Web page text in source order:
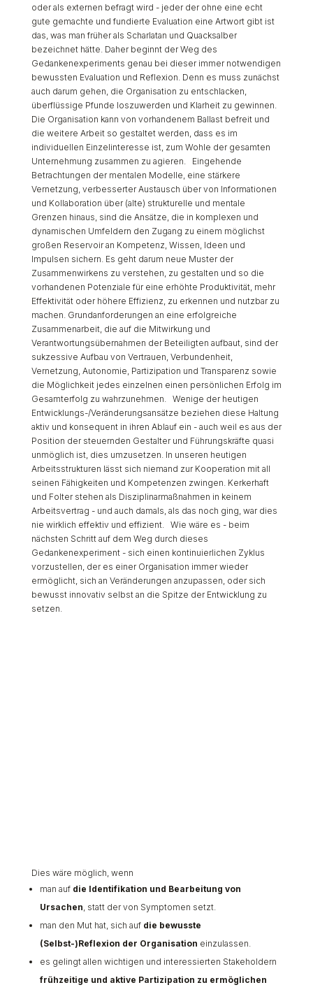
oder als externen befragt wird - jeder der ohne eine echt
gute gemachte und fundierte Evaluation eine Artwort gibt ist
das, was man früher als Scharlatan und Quacksalber
bezeichnet hätte. Daher beginnt der Weg des
Gedankenexperiments genau bei dieser immer notwendigen
bewussten Evaluation und Reflexion. Denn es muss zunächst
auch darum gehen, die Organisation zu entschlacken,
überflüssige Pfunde loszuwerden und Klarheit zu gewinnen.
Die Organisation kann von vorhandenem Ballast befreit und
die weitere Arbeit so gestaltet werden, dass es im
individuellen Einzelinteresse ist, zum Wohle der gesamten
Unternehmung zusammen zu agieren. Eingehende
Betrachtungen der mentalen Modelle, eine stärkere
Vernetzung, verbesserter Austausch über von Informationen
und Kollaboration über (alte) strukturelle und mentale
Grenzen hinaus, sind die Ansätze, die in komplexen und
dynamischen Umfeldern den Zugang zu einem möglichst
großen Reservoir an Kompetenz, Wissen, Ideen und
Impulsen sichern. Es geht darum neue Muster der
Zusammenwirkens zu verstehen, zu gestalten und so die
vorhandenen Potenziale für eine erhöhte Produktivität, mehr
Effektivität oder höhere Effizienz, zu erkennen und nutzbar zu
machen. Grundanforderungen an eine erfolgreiche
Zusammenarbeit, die auf die Mitwirkung und
Verantwortungsübernahmen der Beteiligten aufbaut, sind der
sukzessive Aufbau von Vertrauen, Verbundenheit,
Vernetzung, Autonomie, Partizipation und Transparenz sowie
die Möglichkeit jedes einzelnen einen persönlichen Erfolg im
Gesamterfolg zu wahrzunehmen. Wenige der heutigen
Entwicklungs-/Veränderungsansätze beziehen diese Haltung
aktiv und konsequent in ihren Ablauf ein - auch weil es aus der
Position der steuernden Gestalter und Führungskräfte quasi
unmöglich ist, dies umzusetzen. In unseren heutigen
Arbeitsstrukturen lässt sich niemand zur Kooperation mit all
seinen Fähigkeiten und Kompetenzen zwingen. Kerkerhaft
und Folter stehen als Disziplinarmaßnahmen in keinem
Arbeitsvertrag - und auch damals, als das noch ging, war dies
nie wirklich effektiv und effizient. Wie wäre es - beim
nächsten Schritt auf dem Weg durch dieses
Gedankenexperiment - sich einen kontinuierlichen Zyklus
vorzustellen, der es einer Organisation immer wieder
ermöglicht, sich an Veränderungen anzupassen, oder sich
bewusst innovativ selbst an die Spitze der Entwicklung zu
setzen.
Dies wäre möglich, wenn
man auf die Identifikation und Bearbeitung von
Ursachen, statt der von Symptomen setzt.
man den Mut hat, sich auf die bewusste
(Selbst-)Reflexion der Organisation einzulassen.
es gelingt allen wichtigen und interessierten Stakeholdern
frühzeitige und aktive Partizipation zu ermöglichen